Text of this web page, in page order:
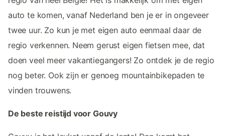
auto te komen, vanaf Nederland ben je er in ongeveer
twee uur. Zo kun je met eigen auto eenmaal daar de
regio verkennen. Neem gerust eigen fietsen mee, dat
doen veel meer vakantiegangers! Zo ontdek je de regio
nog beter. Ook zijn er genoeg mountainbikepaden te
vinden trouwens.
De beste reistijd voor Gouvy